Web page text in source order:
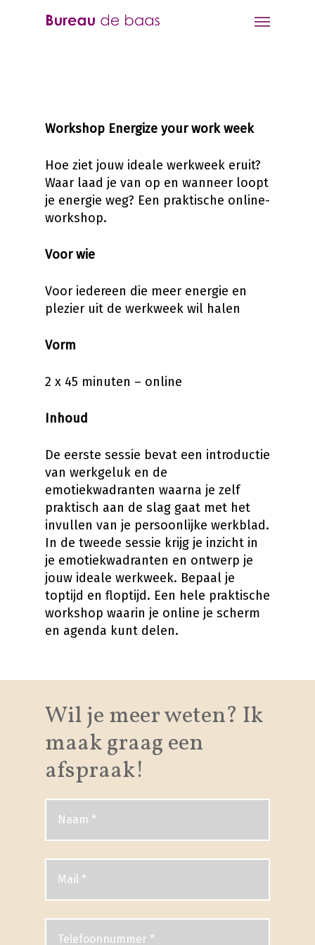
Workshop Energize your work week
Hoe ziet jouw ideale werkweek eruit?
Waar laad je van op en wanneer loopt
je energie weg? Een praktische online-
workshop.
Voor wie
Voor iedereen die meer energie en
plezier uit de werkweek wil halen
Vorm
2 x 45 minuten – online
Inhoud
De eerste sessie bevat een introductie
van werkgeluk en de
emotiekwadranten waarna je zelf
praktisch aan de slag gaat met het
invullen van je persoonlijke werkblad.
In de tweede sessie krijg je inzicht in
je emotiekwadranten en ontwerp je
jouw ideale werkweek. Bepaal je
toptijd en floptijd. Een hele praktische
workshop waarin je online je scherm
en agenda kunt delen.
Wil je meer weten? Ik
maak graag een
afspraak!